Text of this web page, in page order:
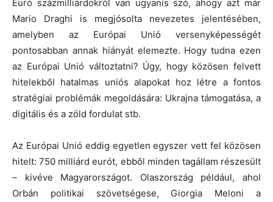
Euró százmilliárdokról van ugyanis szó, ahogy azt már
Mario Draghi is megjósolta nevezetes jelentésében,
amelyben az Európai Unió versenyképességét
pontosabban annak hiányát elemezte. Hogy tudna ezen
az Európai Unió változtatni? Úgy, hogy közösen felvett
hitelekből hatalmas uniós alapokat hoz létre a fontos
stratégiai problémák megoldására: Ukrajna támogatása, a
digitális és a zöld fordulat stb.
Az Európai Unió eddig egyetlen egyszer vett fel közösen
hitelt: 750 milliárd eurót, ebből minden tagállam részesült
– kivéve Magyarországot. Olaszország például, ahol
Orbán politikai szövetségese, Giorgia Meloni a